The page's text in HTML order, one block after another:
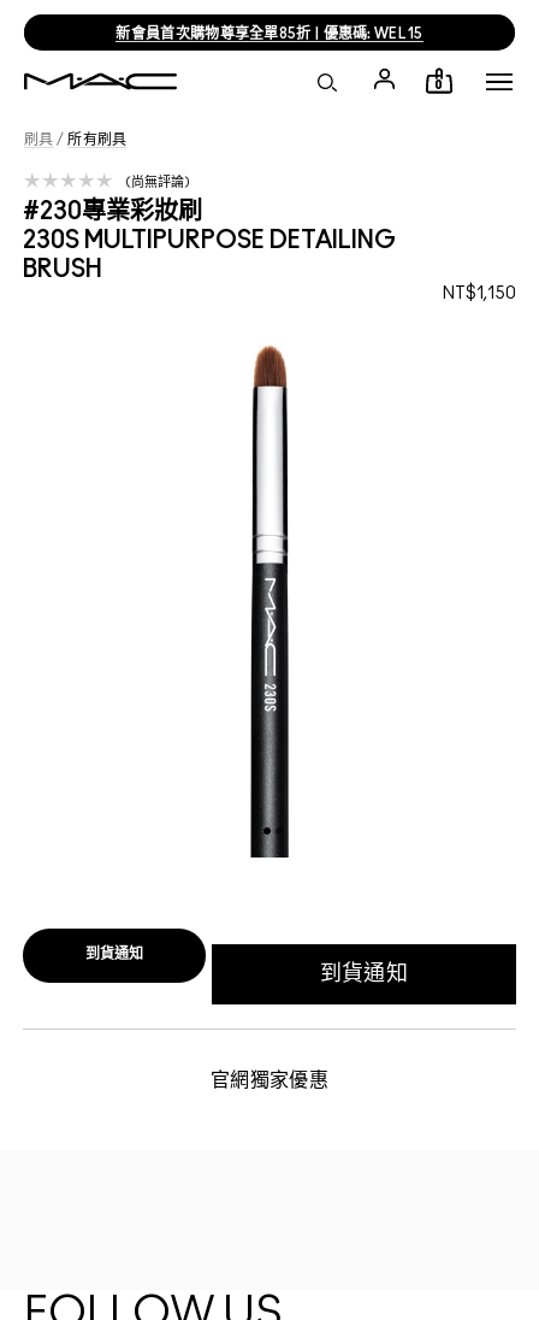
新會員首次購物尊享全單85折 | 優惠碼: WEL15
0
刷具 / 所有刷具
#230專業彩妝刷
230S MULTIPURPOSE DETAILING
BRUSH
NT$1,150
尚無評論
到貨通知
到貨通知
官網獨家優惠